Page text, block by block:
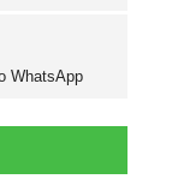
WhatsApp